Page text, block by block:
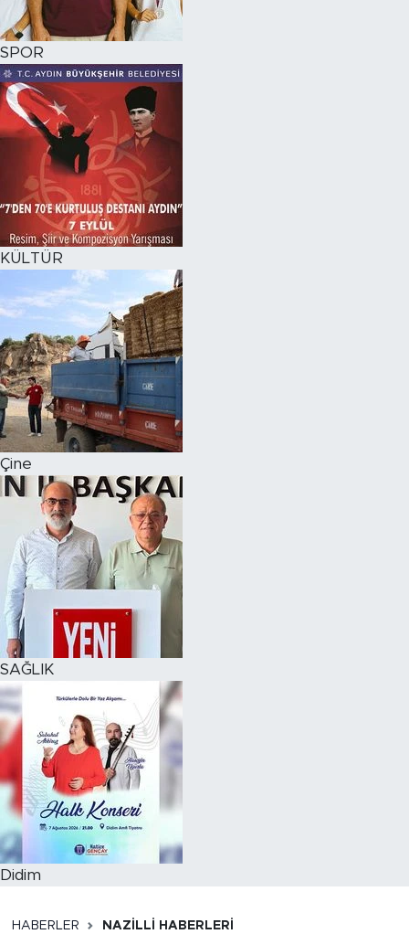
SPOR
KÜLTÜR
Çine
SAĞLIK
Didim
HABERLER NAZILLI HABERLERI